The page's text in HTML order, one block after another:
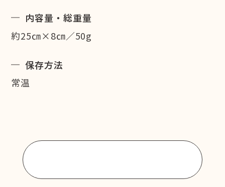
内容量・総重量
約25㎝×8㎝／50g
保存方法
常温